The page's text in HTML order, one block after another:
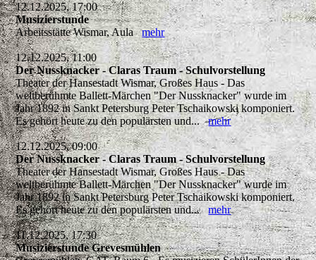
12.12.2025, 17:00
Musizierstunde
Arbeitsstätte Wismar, Aulamehr
12.12.2025, 11:00
Der Nussknacker - Claras Traum - Schulvorstellung
Theater der Hansestadt Wismar, Großes Haus - Das
weltberühmte Ballett-Märchen "Der Nussknacker" wurde im
Jahr 1892 in Sankt Petersburg Peter Tschaikowski komponiert.
Es gehört heute zu den populärsten und...mehr
12.12.2025, 09:00
Der Nussknacker - Claras Traum - Schulvorstellung
Theater der Hansestadt Wismar, Großes Haus - Das
weltberühmte Ballett-Märchen "Der Nussknacker" wurde im
Jahr 1892 in Sankt Petersburg Peter Tschaikowski komponiert.
Es gehört heute zu den populärsten und...mehr
11.12.2025, 17:30
Musizierstunde Grevesmühlen